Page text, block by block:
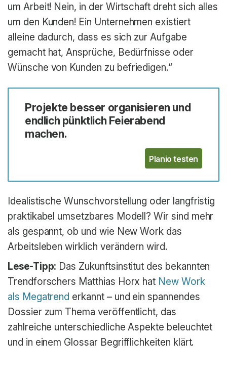
um Arbeit! Nein, in der Wirtschaft dreht sich alles
um den Kunden! Ein Unternehmen existiert
alleine dadurch, dass es sich zur Aufgabe
gemacht hat, Ansprüche, Bedürfnisse oder
Wünsche von Kunden zu befriedigen.“
Projekte besser organisieren und
endlich pünktlich Feierabend
machen.
Planio testen
Idealistische Wunschvorstellung oder langfristig
praktikabel umsetzbares Modell? Wir sind mehr
als gespannt, ob und wie New Work das
Arbeitsleben wirklich verändern wird.
Lese-Tipp: Das Zukunftsinstitut des bekannten
Trendforschers Matthias Horx hat New Work
als Megatrend erkannt – und ein spannendes
Dossier zum Thema veröffentlicht, das
zahlreiche unterschiedliche Aspekte beleuchtet
und in einem Glossar Begrifflichkeiten klärt.